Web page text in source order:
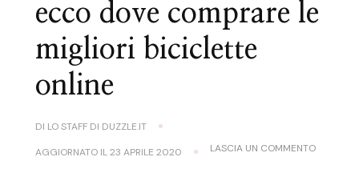
ecco dove comprare le
migliori biciclette
online
DI LO STAFF DI DUZZLE.IT
AGGIORNATO IL23 APRILE 2020 LASCIA UN COMMENTOSU